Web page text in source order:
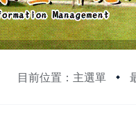
目前位置：主選單